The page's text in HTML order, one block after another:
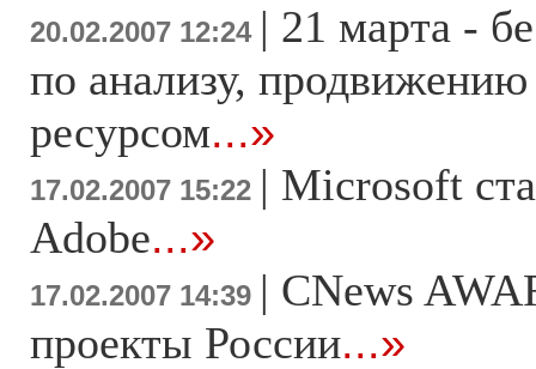
20.02.2007 12:24 | 21 марта -
по анализу,
ресурсом...»
17.02.2007 15:22 | Microsoft
Adobe...»
17.02.2007 14:39 | CNews
проекты России...»